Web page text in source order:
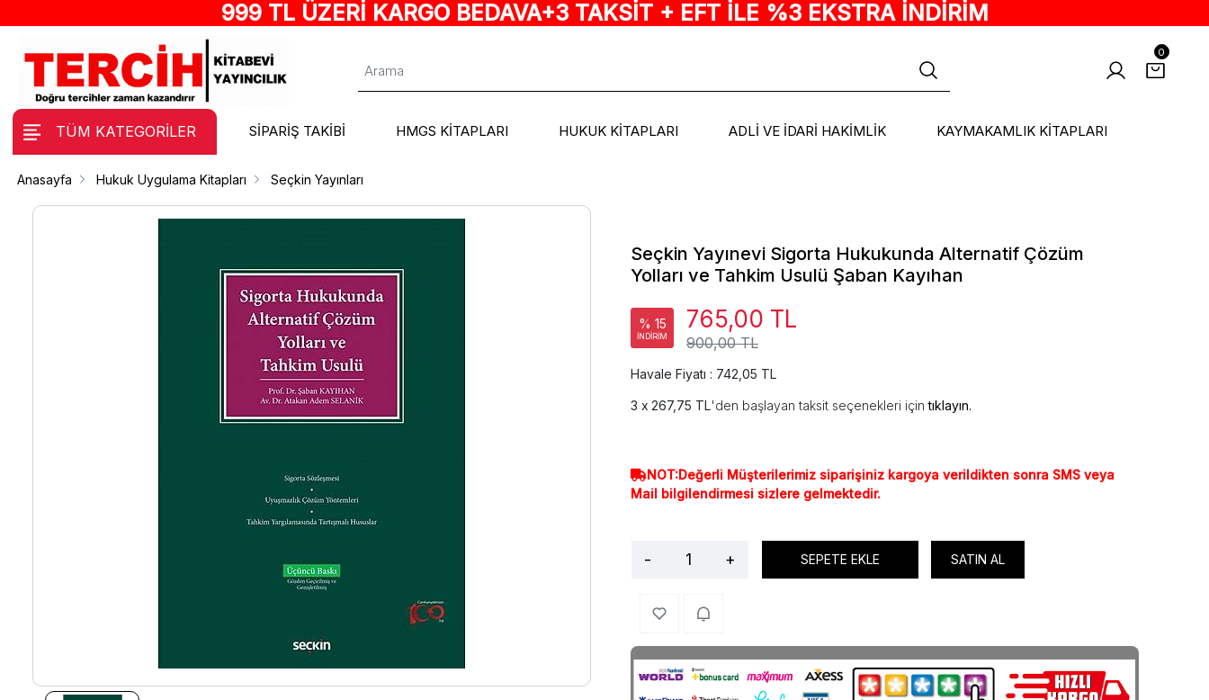
999 TL ÜZERİ KARGO BEDAVA+3 TAKSİT + EFT İLE %3 EKSTRA İNDİRİM
0
TÜM KATEGORİLER SİPARİŞ TAKİBİ HMGS KİTAPLARI HUKUK KİTAPLARI ADLİ VE İDARİ HAKİMLİK KAYMAKAMLIK KİTAPLARI
Anasayfa Hukuk Uygulama Kitapları Seçkin Yayınları
Seçkin Yayınevi Sigorta Hukukunda Alternatif Çözüm
Yolları ve Tahkim Usulü Şaban Kayıhan
% 15
İNDİRİM 900,00 TL
765,00 TL
Havale Fiyatı : 742,05 TL
267,75 TL'den başlayan taksit seçenekleri içintıklayın.
NOT:Değerli Müşterilerimiz siparişiniz kargoya verildikten sonra SMS veya
Mail bilgilendirmesi sizlere gelmektedir.
- + SEPETE EKLE SATIN AL